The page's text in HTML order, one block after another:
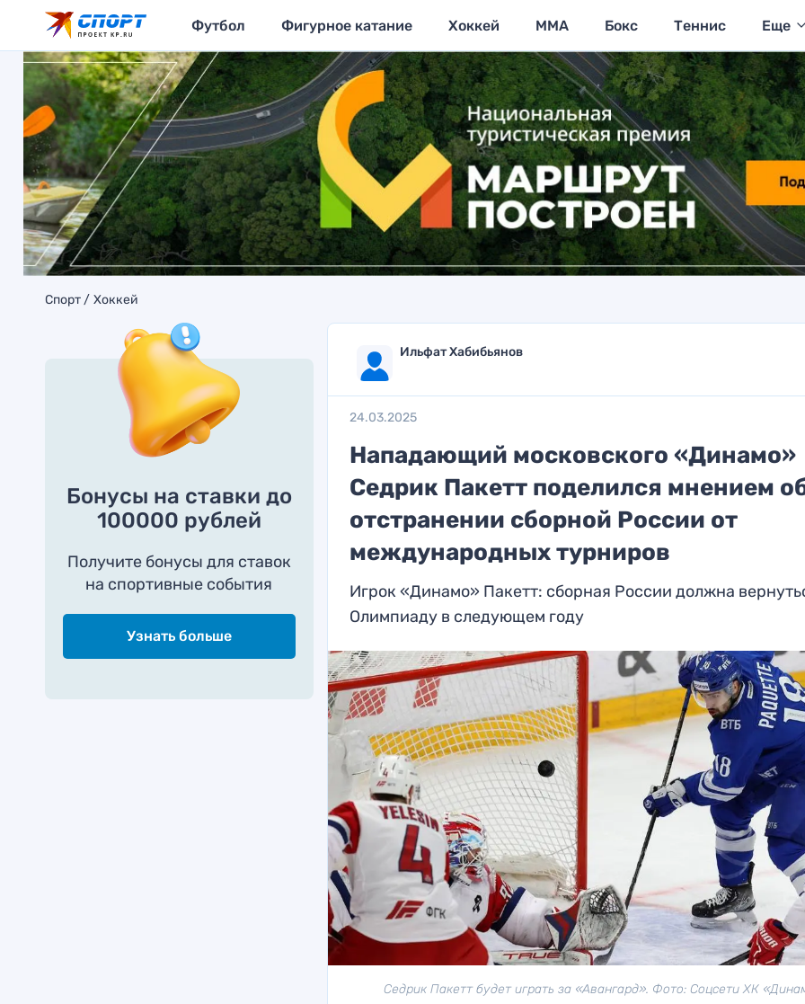
Футбол Фигурное катание Хоккей MMA Бокс Теннис Еще
Спорт Хоккей
Бонусы на ставки до
100000 рублей
Получите бонусы для ставок
на спортивные события
Узнать больше
Ильфат Хабибьянов
24.03.2025
Нападающий московского «Динамо»
Седрик Пакетт поделился мнением
отстранении сборной России от
международных турниров
Игрок «Динамо» Пакетт: сборная России должна
Олимпиаду в следующем году
Седрик Пакетт будет играть за «Авангард». Фото: Соцсети ХК